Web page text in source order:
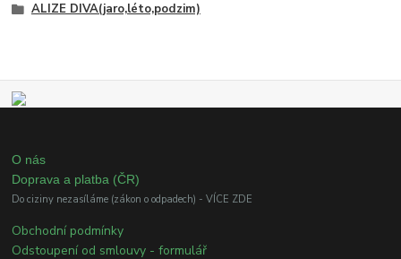
ALIZE DIVA(jaro,léto,podzim)
O nás
Doprava a platba (ČR)
Do ciziny nezasíláme (zákon o odpadech) - VÍCE ZDE
Obchodní podmínky
Odstoupení od smlouvy - formulář